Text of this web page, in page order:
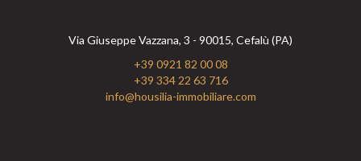
Via Giuseppe Vazzana, 3 - 90015, Cefalù (PA)
+39 0921 82 00 08
+39 334 22 63 716
info@housilia-immobiliare.com